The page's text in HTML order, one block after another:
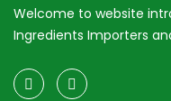
Welcome to website
Ingredients Importers